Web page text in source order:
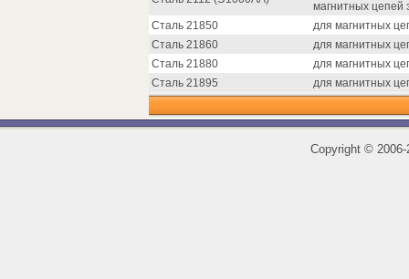
магнитных цепей
Сталь 21850
для магнитных
Сталь 21860
для магнитных
Сталь 21880
для магнитных
Сталь 21895
для магнитных
Copyright ©